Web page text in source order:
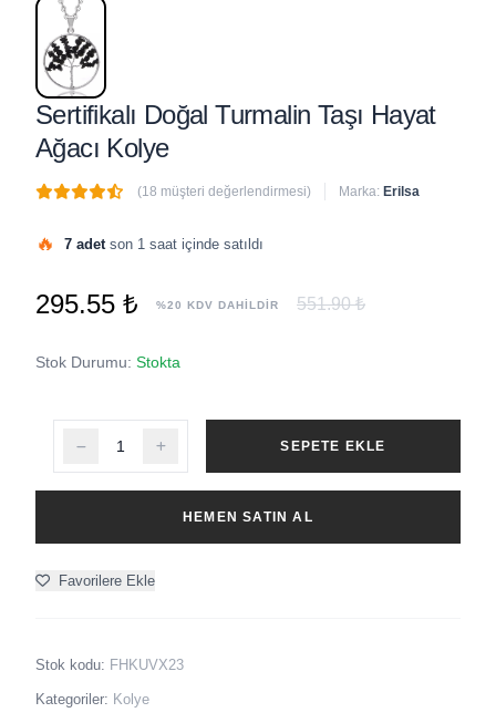
Sertifikalı Doğal Turmalin Taşı Hayat
Ağacı Kolye
(18 müşteri değerlendirmesi) Marka: Erilsa
🔥 7 adet son 1 saat içinde satıldı
295.55 ₺ %20 KDV DAHİLDİR 551.90 ₺
Stok Durumu: Stokta
SEPETE EKLE
HEMEN SATIN AL
Favorilere Ekle
Stok kodu: FHKUVX23
Kategoriler: Kolye